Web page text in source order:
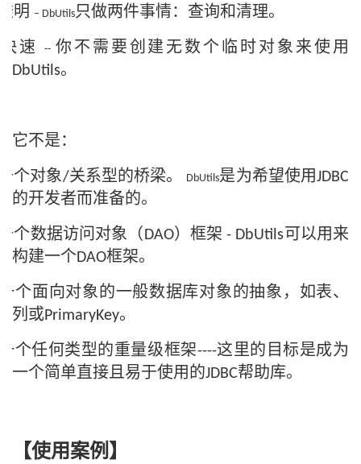
明 – DbUtils 只做两件事情：查询和清理。
快速
-- 你不需要创建无数个临时对象来使用
DbUtils。
它不是：
个对象/关系型的桥梁。 DbUtils是为希望使用JDBC
的开发者而准备的。
个数据访问对象（ DAO）框架 - DbUtils可以用来
构建一个DAO框架。
个面向对象的一般数据库对象的抽象，如表、
列或PrimaryKey。
个任何类型的重量级框架----这里的目标是成为
一个简单直接且易于使用的JDBC帮助库。
【使用案例】